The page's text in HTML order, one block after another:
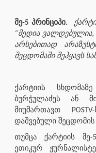
მე-5 პრინციპი.
“მედია
არსებითად
შეცდომაში შეჰყავს
ქარტიის
ბურჭულაძეს ან
მიუმართავთ
დაშვებული
თუმცა ქარტიის მე-
ეთიკურ